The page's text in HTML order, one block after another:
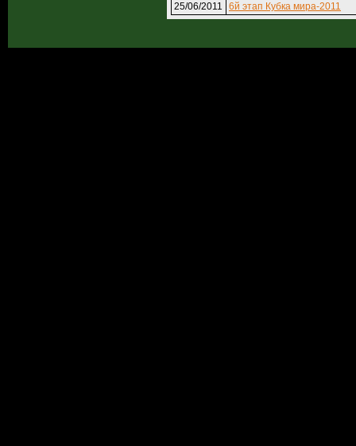
25/06/2011
6й этап Кубка мира-2011